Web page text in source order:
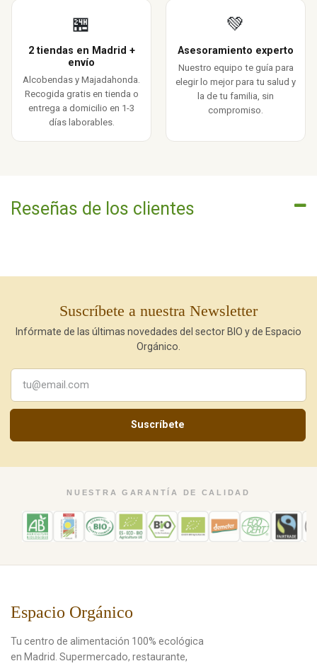
🏪
2 tiendas en Madrid +
envío
Alcobendas y Majadahonda.
Recogida gratis en tienda o
entrega a domicilio en 1-3
días laborables.
💚
Asesoramiento experto
Nuestro equipo te guía para
elegir lo mejor para tu salud y
la de tu familia, sin
compromiso.
Reseñas de los clientes
Suscríbete a nuestra Newsletter
Infórmate de las últimas novedades del sector BIO y de Espacio
Orgánico.
Suscríbete
NUESTRA GARANTÍA DE CALIDAD
Espacio Orgánico
Tu centro de alimentación 100% ecológica
en Madrid. Supermercado, restaurante,